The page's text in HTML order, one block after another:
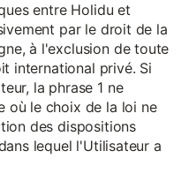
entre Holidu et
par le droit de la
à l'exclusion de toute
international privé. Si
la phrase 1 ne
où le choix de la loi ne
des dispositions
lequel l'Utilisateur a